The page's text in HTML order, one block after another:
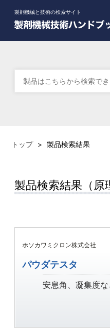
製剤機械と技術の検索サイト
トップ > 製品検索結果
製品検索結果（原
ホソカワミクロン株式会社
パウダテスタ
安息角、凝集度